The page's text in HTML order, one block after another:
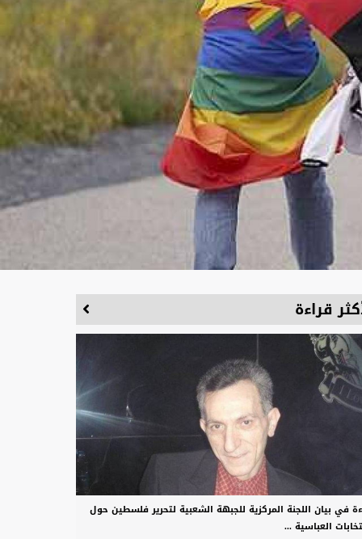
قراءة
في بيان اللجنة المركزية للجبهة الشعبية لتحرير فلسطين حول
العباسية ...